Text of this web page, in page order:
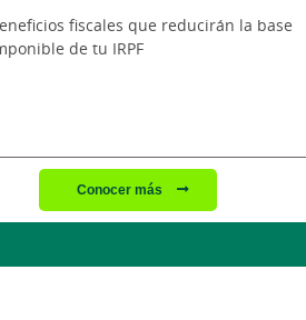
fiscales que reducirán la base
de tu IRPF
Conocer más